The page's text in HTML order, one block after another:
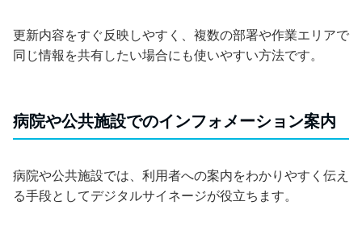
更新内容をすぐ反映しやすく、複数の部署や作業エリアで
同じ情報を共有したい場合にも使いやすい方法です。
病院や公共施設でのインフォメーション案内
病院や公共施設では、利用者への案内をわかりやすく伝え
る手段としてデジタルサイネージが役立ちます。